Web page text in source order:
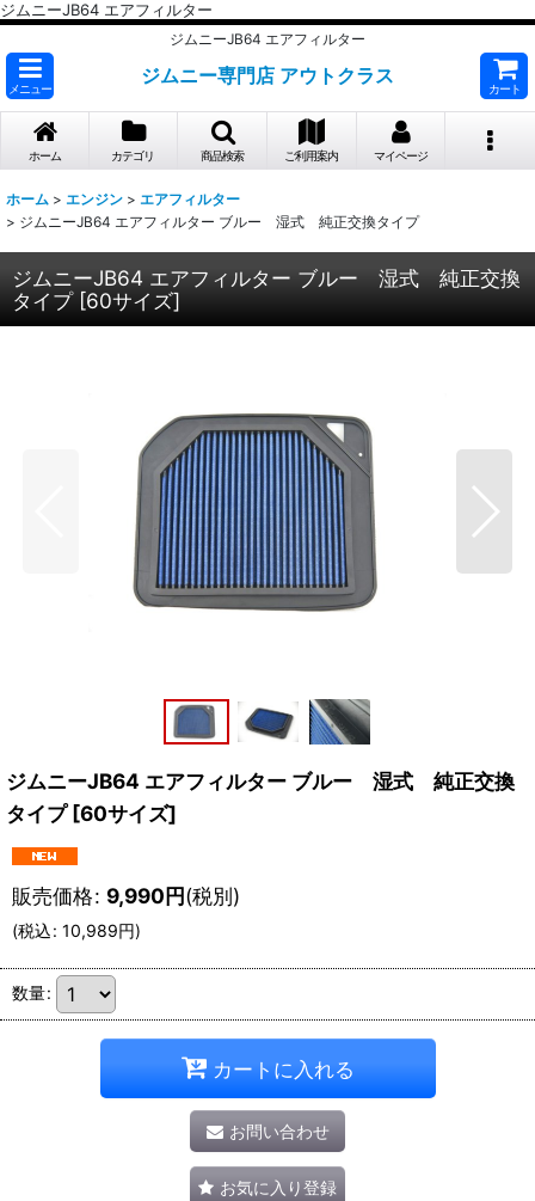
ジムニーJB64 エアフィルター
ジムニーJB64 エアフィルター
メニュー
ジムニー専門店 アウトクラス
カート
ホーム カテゴリ 商品検索 ご利用案内 マイページ
ホーム > エンジン > エアフィルター
> ジムニーJB64 エアフィルター ブルー 湿式 純正交換タイプ
ジムニーJB64 エアフィルター ブルー 湿式 純正交換
タイプ [60サイズ]
ジムニーJB64 エアフィルター ブルー 湿式 純正交換
タイプ [60サイズ]
販売価格: 9,990円(税別)
(税込: 10,989円)
数量:
カートに入れる
お問い合わせ
お気に入り登録